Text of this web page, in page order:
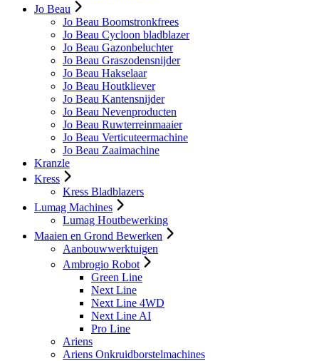
Jo Beau
Jo Beau Boomstronkfrees
Jo Beau Cycloon bladblazer
Jo Beau Gazonbeluchter
Jo Beau Graszodensnijder
Jo Beau Hakselaar
Jo Beau Houtkliever
Jo Beau Kantensnijder
Jo Beau Nevenproducten
Jo Beau Ruwterreinmaaier
Jo Beau Verticuteermachine
Jo Beau Zaaimachine
Kranzle
Kress
Kress Bladblazers
Lumag Machines
Lumag Houtbewerking
Maaien en Grond Bewerken
Aanbouwwerktuigen
Ambrogio Robot
Green Line
Next Line
Next Line 4WD
Next Line AI
Pro Line
Ariens
Ariens Onkruidborstelmachines